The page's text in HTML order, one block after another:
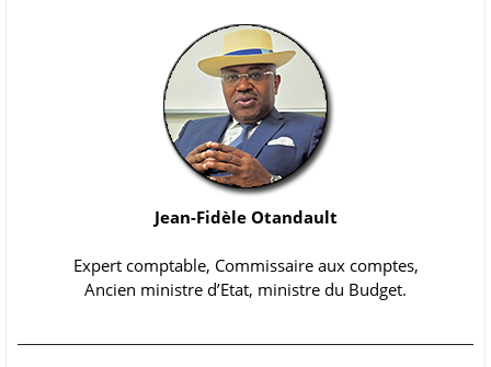
Jean-Fidèle Otandault
Expert comptable, Commissaire aux comptes,
Ancien ministre d’Etat, ministre du Budget.